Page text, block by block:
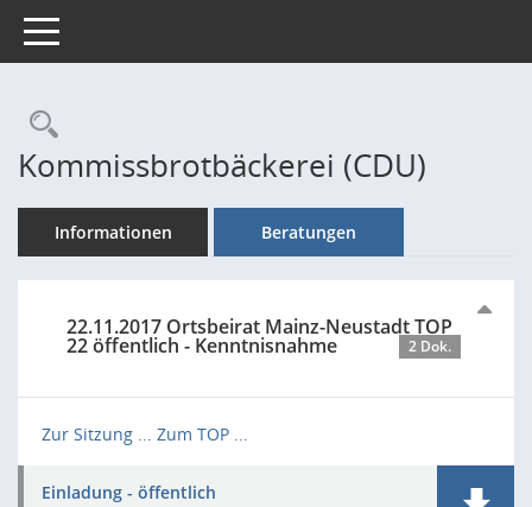
Toggle navigation
Rechercheauswahl
Kommissbrotbäckerei (CDU)
Informationen Beratungen
22.11.2017 Ortsbeirat Mainz-Neustadt TOP
22 öffentlich - Kenntnisnahme 2 Dok.
Zur Sitzung ... Zum TOP ...
Einladung - öffentlich